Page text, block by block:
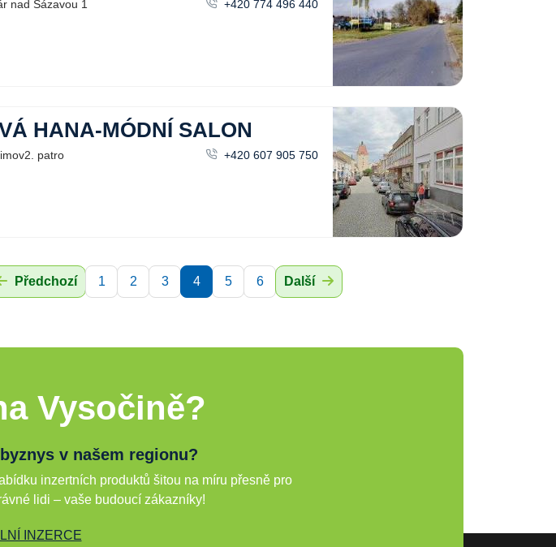
nad Sázavou 1
+420 774 496 440
HANA-MÓDNÍ SALON
patro
+420 607 905 750
Předchozí 1 2 3 4 5 6 Další
Vysočině?
v našem regionu?
inzertních produktů šitou na míru přesně pro
lidi – vaše budoucí zákazníky!
INZERCE